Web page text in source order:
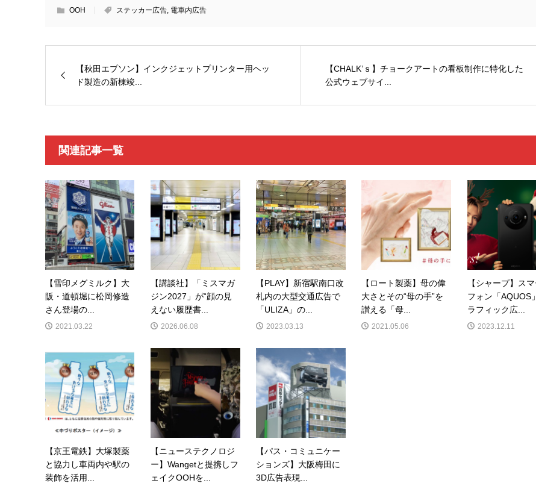
OOH ステッカー広告, 電車内広告
【秋田エプソン】インクジェットプリンター用ヘッ
ド製造の新棟竣...
【CHALK’ｓ】チョークアートの看板制作に特化した
公式ウェブサイ...
関連記事一覧
【雪印メグミルク】大
阪・道頓堀に松岡修造
さん登場の...
2021.03.22
【講談社】「ミスマガ
ジン2027」が“顔の見
えない履歴書...
2026.06.08
【PLAY】新宿駅南口改
札内の大型交通広告で
「ULIZA」の...
2023.03.13
【ロート製薬】母の偉
大さとその“母の手”を
讃える「母...
2021.05.06
【シャープ】スマ
フォン「AQUOS
ラフィック広...
2023.12.11
【京王電鉄】大塚製薬
と協力し車両内や駅の
装飾を活用...
【ニューステクノロジ
ー】Wangetと提携しフ
ェイクOOHを...
【パス・コミュニケー
ションズ】大阪梅田に
3D広告表現...